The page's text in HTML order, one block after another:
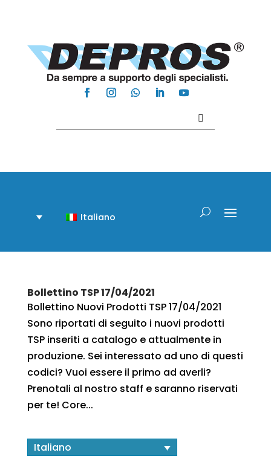
Italiano
Bollettino TSP 17/04/2021
Bollettino Nuovi Prodotti TSP 17/04/2021
Sono riportati di seguito i nuovi prodotti
TSP inseriti a catalogo e attualmente in
produzione. Sei interessato ad uno di questi
codici? Vuoi essere il primo ad averli?
Prenotali al nostro staff e saranno riservati
per te! Core...
Italiano